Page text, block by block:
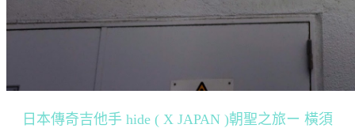
日本傳奇吉他手 hide ( X JAPAN )朝聖之旅ー 橫須